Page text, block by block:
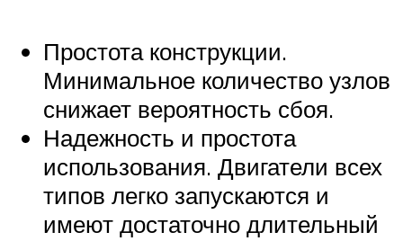
Простота конструкции.
Минимальное количество узлов
снижает вероятность сбоя.
Надежность и простота
использования. Двигатели всех
типов легко запускаются и
имеют достаточно длительный